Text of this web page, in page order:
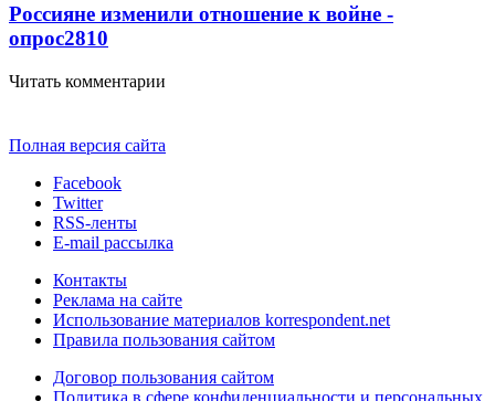
Россияне изменили отношение к войне -
опрос2810
Читать комментарии
Полная версия сайта
Facebook
Twitter
RSS-ленты
E-mail рассылка
Контакты
Реклама на сайте
Использование материалов korrespondent.net
Правила пользования сайтом
Договор пользования сайтом
Политика в сфере конфиденциальности и персональных